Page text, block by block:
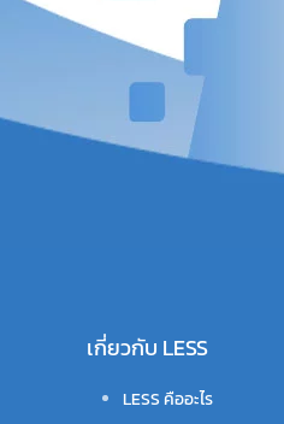
เกี่ยวกับ LESS
LESS คืออะไร